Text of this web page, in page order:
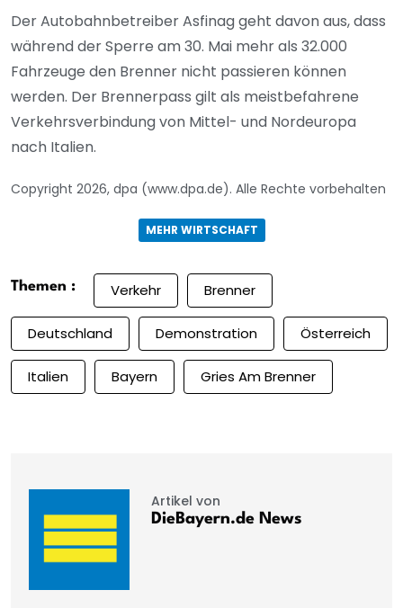
Der Autobahnbetreiber Asfinag geht davon aus, dass
während der Sperre am 30. Mai mehr als 32.000
Fahrzeuge den Brenner nicht passieren können
werden. Der Brennerpass gilt als meistbefahrene
Verkehrsverbindung von Mittel- und Nordeuropa
nach Italien.
Copyright 2026, dpa (www.dpa.de). Alle Rechte vorbehalten
MEHR WIRTSCHAFT
Themen : Verkehr Brenner
Deutschland Demonstration Österreich
Italien Bayern Gries Am Brenner
Artikel von
DieBayern.de News